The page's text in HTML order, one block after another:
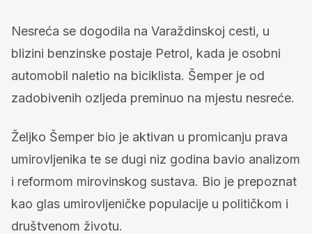
Nesreća se dogodila na Varaždinskoj cesti, u
blizini benzinske postaje Petrol, kada je osobni
automobil naletio na biciklista. Šemper je od
zadobivenih ozljeda preminuo na mjestu nesreće.
Željko Šemper bio je aktivan u promicanju prava
umirovljenika te se dugi niz godina bavio analizom
i reformom mirovinskog sustava. Bio je prepoznat
kao glas umirovljeničke populacije u političkom i
društvenom životu.